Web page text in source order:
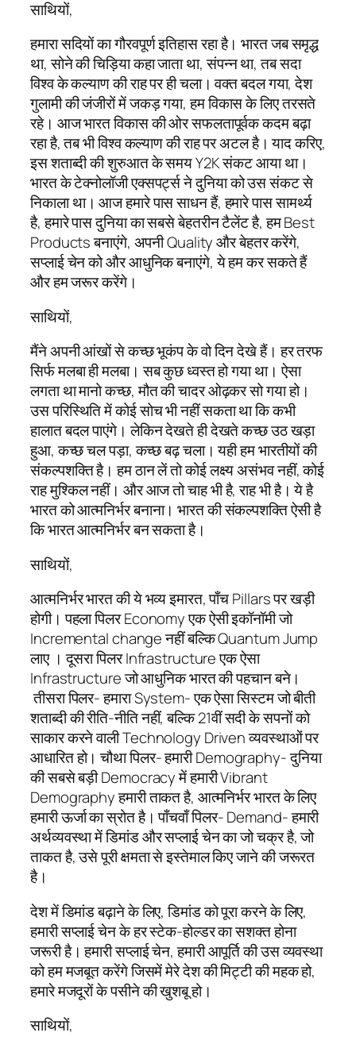
साथियों,
हमारा सदियों का गौरवपूर्ण इतिहास रहा है। भारत जब समृद्ध
था, सोने की चिड़िया कहा जाता था, संपन्न था, तब सदा
विश्व के कल्याण की राह पर ही चला। वक्त बदल गया, देश
गुलामी की जंजीरों में जकड़ गया, हम विकास के लिए तरसते
रहे। आज भारत विकास की ओर सफलतापूर्वक कदम बढ़ा
रहा है, तब भी विश्व कल्याण की राह पर अटल है। याद करिए,
इस शताब्दी की शुरुआत के समय Y2K संकट आया था।
भारत के टेक्नोलॉजी एक्सपर्ट्स ने दुनिया को उस संकट से
निकाला था। आज हमारे पास साधन हैं, हमारे पास सामर्थ्य
है, हमारे पास दुनिया का सबसे बेहतरीन टैलेंट है, हम Best
Products बनाएंगे, अपनी Quality और बेहतर करेंगे,
सप्लाई चेन को और आधुनिक बनाएंगे, ये हम कर सकते हैं
और हम जरूर करेंगे।
साथियों,
मैंने अपनी आंखों से कच्छ भूकंप के वो दिन देखे हैं। हर तरफ
सिर्फ मलबा ही मलबा। सब कुछ ध्वस्त हो गया था। ऐसा
लगता था मानो कच्छ, मौत की चादर ओढ़कर सो गया हो।
उस परिस्थिति में कोई सोच भी नहीं सकता था कि कभी
हालात बदल पाएंगे। लेकिन देखते ही देखते कच्छ उठ खड़ा
हुआ, कच्छ चल पड़ा, कच्छ बढ़ चला। यही हम भारतीयों की
संकल्पशक्ति है। हम ठान लें तो कोई लक्ष्य असंभव नहीं, कोई
राह मुश्किल नहीं। और आज तो चाह भी है, राह भी है। ये है
भारत को आत्मनिर्भर बनाना। भारत की संकल्पशक्ति ऐसी है
कि भारत आत्मनिर्भर बन सकता है।
साथियों,
आत्मनिर्भर भारत की ये भव्य इमारत, पाँच Pillars पर खड़ी
होगी। पहला पिलर Economy एक ऐसी इकॉनॉमी जो
Incremental change नहीं बल्कि Quantum Jump
लाए । दूसरा पिलर Infrastructure एक ऐसा
Infrastructure जो आधुनिक भारत की पहचान बने।
तीसरा पिलर- हमारा System- एक ऐसा सिस्टम जो बीती
शताब्दी की रीति-नीति नहीं, बल्कि 21वीं सदी के सपनों को
साकार करने वाली Technology Driven व्यवस्थाओं पर
आधारित हो। चौथा पिलर- हमारी Demography- दुनिया
की सबसे बड़ी Democracy में हमारी Vibrant
Demography हमारी ताकत है, आत्मनिर्भर भारत के लिए
हमारी ऊर्जा का स्रोत है। पाँचवाँ पिलर- Demand- हमारी
अर्थव्यवस्था में डिमांड और सप्लाई चेन का जो चक्र है, जो
ताकत है, उसे पूरी क्षमता से इस्तेमाल किए जाने की जरूरत
है।
देश में डिमांड बढ़ाने के लिए, डिमांड को पूरा करने के लिए,
हमारी सप्लाई चेन के हर स्टेक-होल्डर का सशक्त होना
जरूरी है। हमारी सप्लाई चेन, हमारी आपूर्ति की उस व्यवस्था
को हम मजबूत करेंगे जिसमें मेरे देश की मिट्टी की महक हो,
हमारे मजदूरों के पसीने की खुशबू हो।
साथियों,